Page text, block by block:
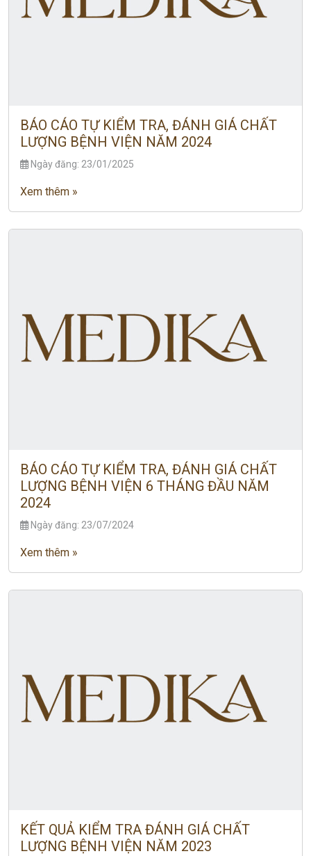
BÁO CÁO TỰ KIỂM TRA, ĐÁNH GIÁ CHẤT
LƯỢNG BỆNH VIỆN NĂM 2024
Ngày đăng: 23/01/2025
Xem thêm »
BÁO CÁO TỰ KIỂM TRA, ĐÁNH GIÁ CHẤT
LƯỢNG BỆNH VIỆN 6 THÁNG ĐẦU NĂM
2024
Ngày đăng: 23/07/2024
Xem thêm »
KẾT QUẢ KIỂM TRA ĐÁNH GIÁ CHẤT
LƯỢNG BỆNH VIỆN NĂM 2023